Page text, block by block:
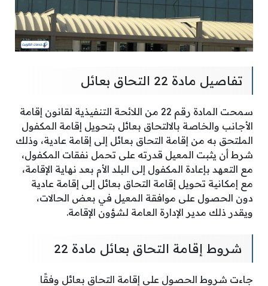
تفاصيل مادة 22 التحاق بعائل
سمحت المادة رقم 22 من اللائحة التنفيذية لقانون إقامة
الأجانب والخاصة بالالتحاق بعائل بتحويل إقامة المكفول
الملتحق به من إقامة التحاق بعائل إلى إقامة عادية، وذلك
شرط أن يثبت المعيل قدرته على تحمل نفقات المكفول،
مع التعهد بإعادة المكفول إلى البلد الأم بعد نهاية الإقامة،
مع إمكانية تحويل إقامة التحاق بعائل إلى إقامة عادية
دون الحصول على موافقة المعيل في بعض الحالات،
ويقدر ذلك مدير الإدارة العامة لشؤون الإقامة.
شروط إقامة التحاق بعائل مادة 22
جاءت شروط الحصول على إقامة التحاق بعائل وفقًا